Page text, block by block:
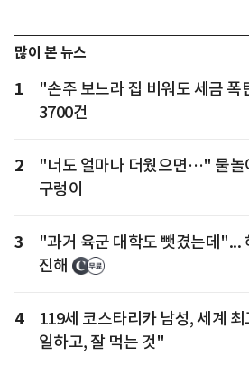
많이 본 뉴스
1
"손주 보느라 집 비워도 세금 폭
3700건
2
"너도 얼마나 더웠으면…" 물놀
구렁이
3
"과거 육군 대학도 뺏겼는데"...
진해
4
119세 코스타리카 남성, 세계
일하고, 잘 먹는 것"